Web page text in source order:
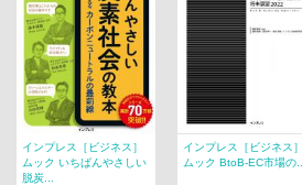
インプレス［ビジネス］
ムック いちばんやさしい
脱炭...
インプレス［ビジネス］
ムック BtoB-EC市場の...